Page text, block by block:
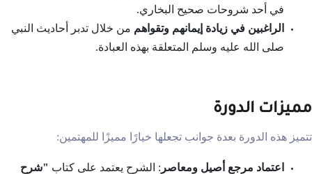
في أحد شروحات صحيح البخاري.
الراغبين في زيادة إيمانهم وتقواهم من خلال تدبر أحاديث النبي
صلى الله عليه وسلم المتعلقة بهذه العبادة.
مميزات الدورة
تتميز هذه الدورة بعدة جوانب تجعلها خيارًا مميزًا للمهتمين:
اعتماد مرجع أصيل ومعاصر : الشرح يعتمد على كتاب "شرح